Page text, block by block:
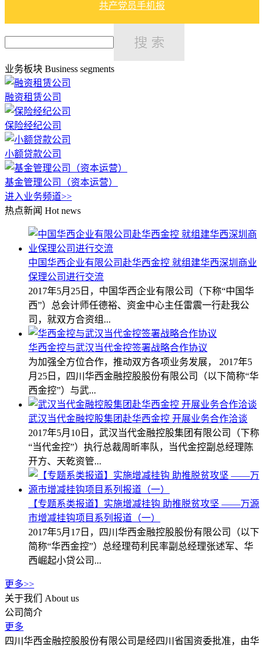
共产党员手机报
业务板块 Business segments
融资租赁公司
保险经纪公司
小额贷款公司
基金管理公司（资本运营）
进入业务频道>>
热点新闻 Hot news
中国华西企业有限公司赴华西金控 就组建华西深圳商业
保理公司进行交流
2017年5月25日，中国华西企业有限公司（下称“中国华
西”）总会计师任德裕、资金中心主任雷震一行赴我公
司，就双方合资组...
华西金控与武汉当代金控签署战略合作协议
为加强全方位合作，推动双方各项业务发展， 2017年5
月25日，四川华西金融控股股份有限公司（以下简称“华
西金控”）与武...
武汉当代金融控股集团赴华西金控 开展业务合作洽谈
2017年5月10日，武汉当代金融控股集团有限公司（下称
“当代金控”）执行总裁周昕率队，当代金控副总经理陈
开方、天乾资管...
【专题系类报道】实施增减挂钩 助推脱贫攻坚 ——万源
市增减挂钩项目系列报道（一）
2017年5月17日，四川华西金融控股股份有限公司（以下
简称“华西金控”）总经理苟利民率副总经理张述军、华
西崛起小贷公司...
更多>>
关于我们
About us
公司简介
更多
四川华西金融控股股份有限公司是经四川省国资委批准，由华